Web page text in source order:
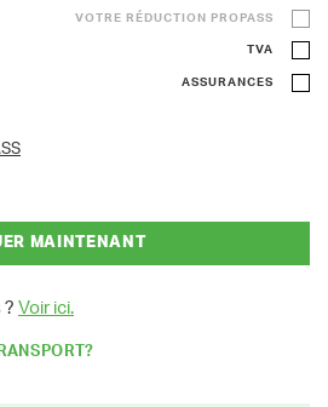
VOTRE RÉDUCTION PROPASS
TVA
ASSURANCES
MAINTENANT
? Voir ici.